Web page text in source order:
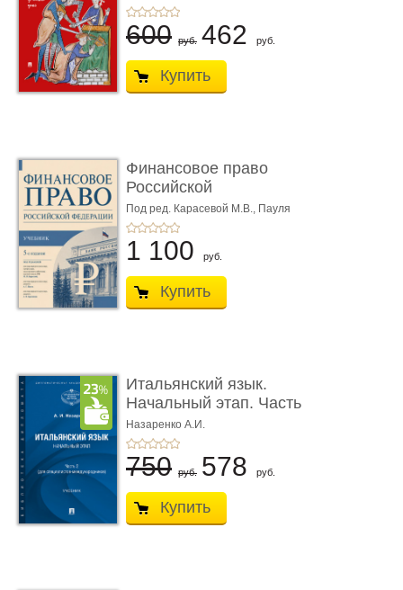
600 руб. 462 руб.
Купить
Финансовое право
Российской
Федерации. 5-е изд�
...
Под ред. Карасевой М.В., Пауля
А.Г., Красюкова А.В.
1 100 руб.
Купить
Итальянский язык.
Начальный этап. Часть
2. Учеб� ...
Назаренко А.И.
750 руб. 578 руб.
Купить